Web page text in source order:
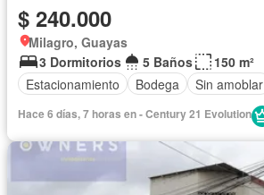
$ 240.000
Milagro, Guayas
3 Dormitorios
5 Baños
150 m²
Estacionamiento
Bodega Sin amoblar
Hace 6 días, 7 horas en - Century 21 Evolution